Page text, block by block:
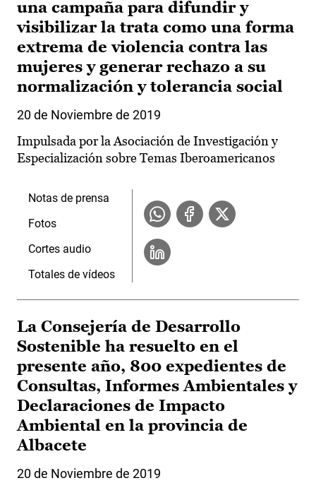
una campaña para difundir y
visibilizar la trata como una forma
extrema de violencia contra las
mujeres y generar rechazo a su
normalización y tolerancia social
20 de Noviembre de 2019
Impulsada por la Asociación de Investigación y
Especialización sobre Temas Iberoamericanos
Notas de prensa
Fotos
Cortes audio
Totales de vídeos
La Consejería de Desarrollo
Sostenible ha resuelto en el
presente año, 800 expedientes de
Consultas, Informes Ambientales y
Declaraciones de Impacto
Ambiental en la provincia de
Albacete
20 de Noviembre de 2019